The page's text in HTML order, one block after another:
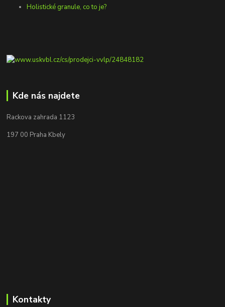
Holistické granule, co to je?
Kde nás najdete
Rackova zahrada 1123
197 00 Praha Kbely
Kontakty